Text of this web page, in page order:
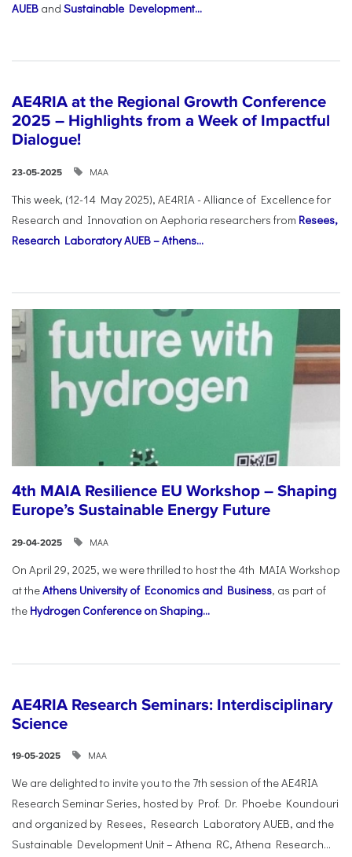
AUEB and Sustainable Development...
AE4RIA at the Regional Growth Conference
2025 – Highlights from a Week of Impactful
Dialogue!
23-05-2025 ΜΑΑ
This week, (12-14 May 2025), AE4RIA - Alliance of Excellence for
Research and Innovation on Αephoria researchers from Resees,
Research Laboratory AUEB – Athens...
4th MAIA Resilience EU Workshop – Shaping
Europe’s Sustainable Energy Future
29-04-2025 ΜΑΑ
On April 29, 2025, we were thrilled to host the 4th MAIA Workshop
at theAthens University of Economics and Business, as part of
the Hydrogen Conference on Shaping...
AE4RIA Research Seminars: Interdisciplinary
Science
19-05-2025 ΜΑΑ
We are delighted to invite you to the 7th session of the AE4RIA
Research Seminar Series, hosted by Prof. Dr. Phoebe Koundouri
and organized by Resees, Research Laboratory AUEB, and the
Sustainable Development Unit – Athena RC, Athena Research...